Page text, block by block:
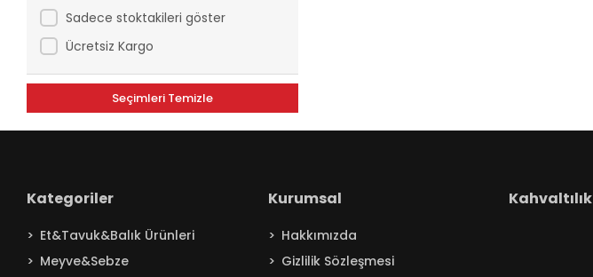
Arko
Asperox
ASSE
ATILGAN
Avşar
Baby Turco
Badem
Bağdat
Sadece stoktakileri göster
Ücretsiz Kargo
Seçimleri Temizle
Kategoriler
Et&Tavuk&Balık Ürünleri
Meyve&Sebze
Kurumsal
Hakkımızda
Gizlilik Sözleşmesi
Kahvaltılık